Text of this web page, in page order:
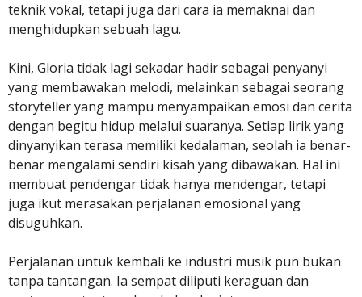
teknik vokal, tetapi juga dari cara ia memaknai dan
menghidupkan sebuah lagu.
Kini, Gloria tidak lagi sekadar hadir sebagai penyanyi
yang membawakan melodi, melainkan sebagai seorang
storyteller yang mampu menyampaikan emosi dan cerita
dengan begitu hidup melalui suaranya. Setiap lirik yang
dinyanyikan terasa memiliki kedalaman, seolah ia benar-
benar mengalami sendiri kisah yang dibawakan. Hal ini
membuat pendengar tidak hanya mendengar, tetapi
juga ikut merasakan perjalanan emosional yang
disuguhkan.
Perjalanan untuk kembali ke industri musik pun bukan
tanpa tantangan. Ia sempat diliputi keraguan dan